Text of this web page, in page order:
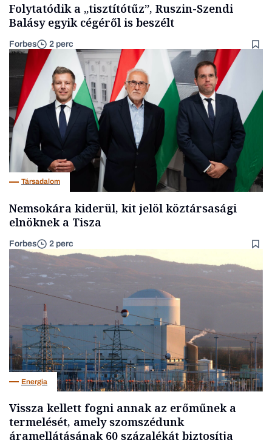
Folytatódik a „tisztítótűz”, Ruszin-Szendi
Balásy egyik cégéről is beszélt
Forbes 2 perc
Társadalom
Nemsokára kiderül, kit jelöl köztársasági
elnöknek a Tisza
Forbes 2 perc
Energia
Vissza kellett fogni annak az erőműnek a
termelését, amely szomszédunk
áramellátásának 60 százalékát biztosítja